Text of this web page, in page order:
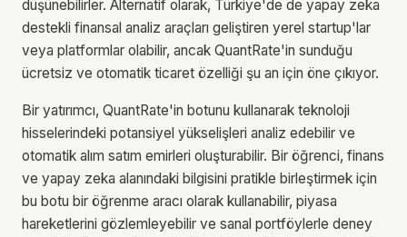
düşünebilirler. Alternatif olarak, Türkiye'de de yapay zeka
destekli finansal analiz araçları geliştiren yerel startup'lar
veya platformlar olabilir, ancak QuantRate'in sunduğu
ücretsiz ve otomatik ticaret özelliği şu an için öne çıkıyor.
Bir yatırımcı, QuantRate'in botunu kullanarak teknoloji
hisselerindeki potansiyel yükselişleri analiz edebilir ve
otomatik alım satım emirleri oluşturabilir. Bir öğrenci, finans
ve yapay zeka alanındaki bilgisini pratikle birleştirmek için
bu botu bir öğrenme aracı olarak kullanabilir, piyasa
hareketlerini gözlemleyebilir ve sanal portföylerle deney